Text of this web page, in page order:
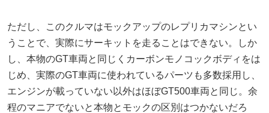
ただし、このクルマはモックアップのレプリカマシンとい
うことで、実際にサーキットを走ることはできない。しか
し、本物のGT車両と同じくカーボンモノコックボディをは
じめ、実際のGT車両に使われているパーツも多数採用し、
エンジンが載っていない以外はほぼGT500車両と同じ。余
程のマニアでないと本物とモックの区別はつかないだろ